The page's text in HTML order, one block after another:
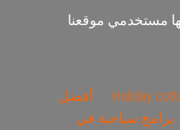
مستخدمي موقعنا
Holiday
أفضل
برامج سياحية في